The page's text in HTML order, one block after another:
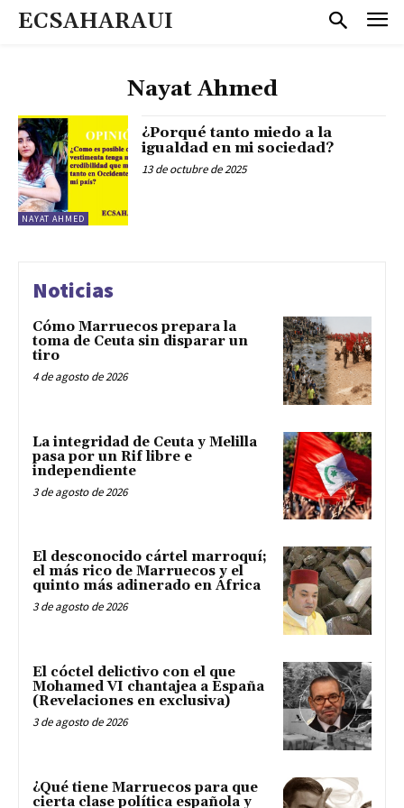
ECSAHARAUI
Nayat Ahmed
NAYAT AHMED
¿Porqué tanto miedo a la
igualdad en mi sociedad?
13 de octubre de 2025
Noticias
Cómo Marruecos prepara la
toma de Ceuta sin disparar un
tiro
4 de agosto de 2026
La integridad de Ceuta y Melilla
pasa por un Rif libre e
independiente
3 de agosto de 2026
El desconocido cártel marroquí;
el más rico de Marruecos y el
quinto más adinerado en África
3 de agosto de 2026
El cóctel delictivo con el que
Mohamed VI chantajea a España
(Revelaciones en exclusiva)
3 de agosto de 2026
¿Qué tiene Marruecos para que
cierta clase política española y